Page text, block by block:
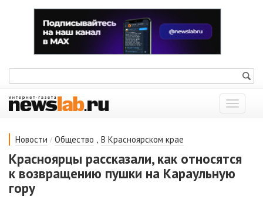
Показать
меню
Новости / Общество , В Красноярском крае
Красноярцы рассказали, как относятся
к возвращению пушки на Караульную
гору